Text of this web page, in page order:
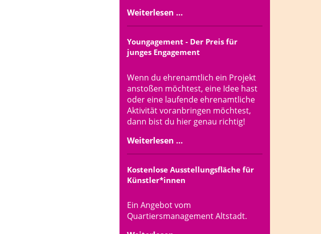
Weiterlesen …
Youngagement - Der Preis für
junges Engagement
Wenn du ehrenamtlich ein Projekt
anstoßen möchtest, eine Idee hast
oder eine laufende ehrenamtliche
Aktivität voranbringen möchtest,
dann bist du hier genau richtig!
Weiterlesen …
Kostenlose Ausstellungsfläche für
Künstler*innen
Ein Angebot vom
Quartiersmanagement Altstadt.